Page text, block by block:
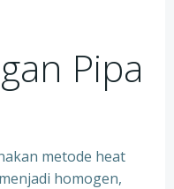
Pipa
metode heat
homogen,